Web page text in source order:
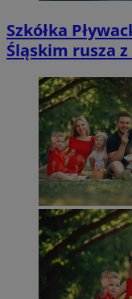
Szkółka
Śląskim rusza